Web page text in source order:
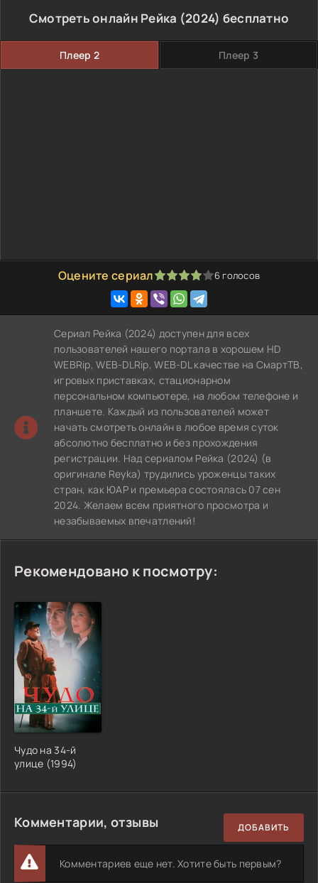
Смотреть онлайн Рейка (2024) бесплатно
Плеер 2 Плеер 3
Оцените сериал
1 2 3 4 5 6голосов
Сериал Рейка (2024) доступен для всех
пользователей нашего портала в хорошем HD
WEBRip, WEB-DLRip, WEB-DL качестве на СмартТВ,
игровых приставках, стационарном
персональном компьютере, на любом телефоне и
планшете. Каждый из пользователей может
начать смотреть онлайн в любое время суток
абсолютно бесплатно и без прохождения
регистрации. Над сериалом Рейка (2024) (в
оригинале Reyka) трудились уроженцы таких
стран, как ЮАР и премьера состоялась 07 сен
2024. Желаем всем приятного просмотра и
незабываемых впечатлений!
Рекомендовано к посмотру:
Чудо на 34-й
улице (1994)
Комментарии, отзывы ДОБАВИТЬ
Комментариев еще нет. Хотите быть первым?